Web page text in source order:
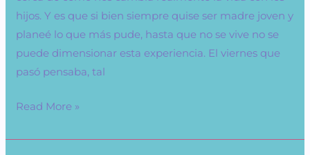
hijos. Y es que si bien siempre quise ser madre joven y
planeé lo que más pude, hasta que no se vive no se
puede dimensionar esta experiencia. El viernes que
pasó pensaba, tal
Read More »